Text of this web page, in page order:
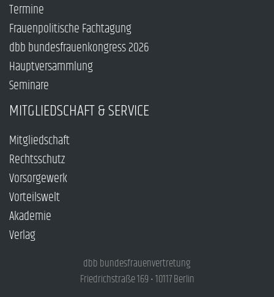
Termine
Frauenpolitische Fachtagung
dbb bundesfrauenkongress 2026
Hauptversammlung
Seminare
MITGLIEDSCHAFT & SERVICE
Mitgliedschaft
Rechtsschutz
Vorsorgewerk
Vorteilswelt
Akademie
Verlag
dbb bundesfrauenvertretung
Friedrichstraße 169 • 10117 Berlin